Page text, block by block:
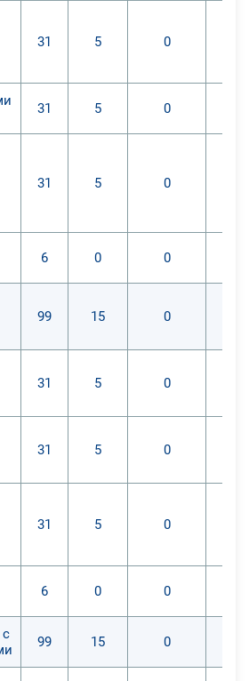
31 5 0
31 5 0
31 5 0
6 0 0
99 15 0
31 5 0
31 5 0
31 5 0
6 0 0
99 15 0